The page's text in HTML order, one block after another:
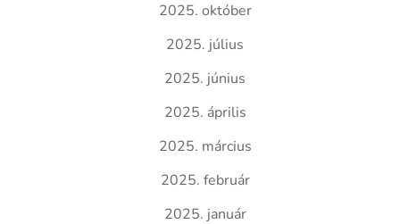
2025. október
2025. július
2025. június
2025. április
2025. március
2025. február
2025. január